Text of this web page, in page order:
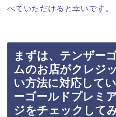
べていただけると幸いです。
まずは、テンザー
ムのお店がクレジ
い方法に対応して
ーゴールドプレミ
ジをチェックして